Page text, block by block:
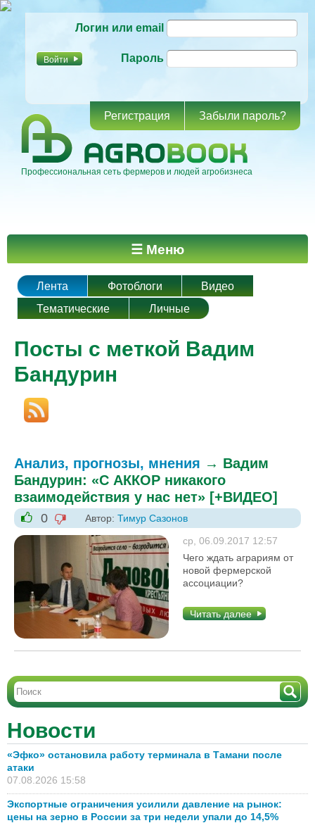
основному
Логин или email
Пароль
Регистрация Забыли пароль?
Профессиональная сеть фермеров и людей агробизнеса
Главное меню ☰ Меню
Лента Фотоблоги
Видео
Тематические
Личные
Посты с меткой Вадим
Бандурин
Анализ, прогнозы, мнения → Вадим
Бандурин: «С АККОР никакого
взаимодействия у нас нет» [+ВИДЕО]
+1
0
-1
Автор: Тимур Сазонов
ср, 06.09.2017 12:57
Чего ждать аграриям от
новой фермерской
ассоциации?
Читать далее
Новости
«Эфко» остановила работу терминала в Тамани после
атаки
07.08.2026 15:58
Экспортные ограничения усилили давление на рынок:
цены на зерно в России за три недели упали до 14,5%